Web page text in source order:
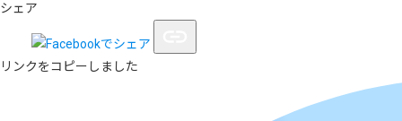
シェア
リンクをコピーしました